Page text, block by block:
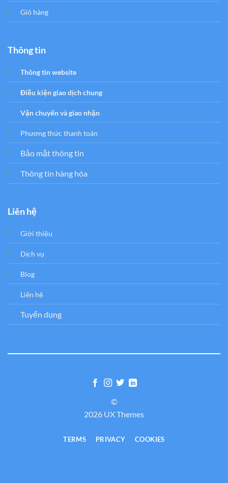
Giỏ hàng
Thông tin
Thông tin website
Điều kiện giao dịch chung
Vận chuyển và giao nhận
Phương thức thanh toán
Bảo mật thông tin
Thông tin hàng hóa
Liên hệ
Giới thiệu
Dịch vụ
Blog
Liên hệ
Tuyển dụng
©
2026 UX Themes
TERMS PRIVACY COOKIES